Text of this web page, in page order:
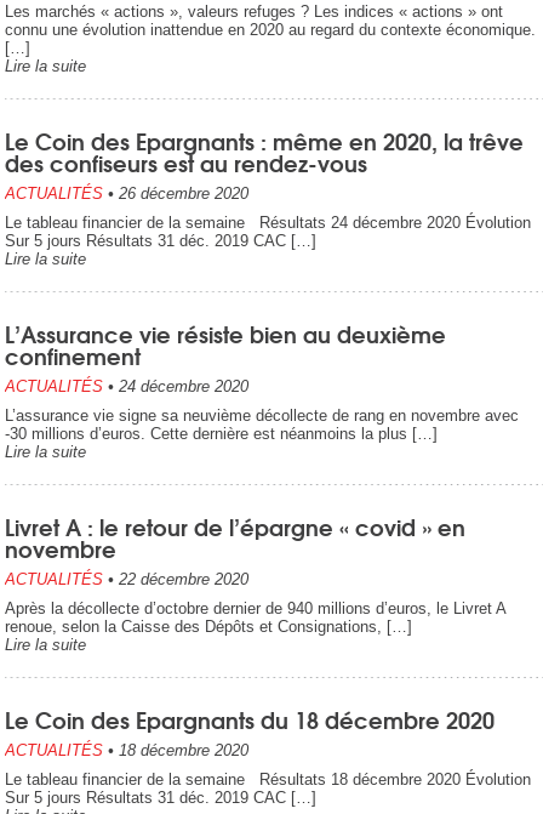
Les marchés « actions », valeurs refuges ? Les indices « actions » ont
connu une évolution inattendue en 2020 au regard du contexte économique.
[…]
Lire la suite
Le Coin des Epargnants : même en 2020, la trêve
des confiseurs est au rendez-vous
ACTUALITÉS • 26 décembre 2020
Le tableau financier de la semaine Résultats 24 décembre 2020 Évolution
Sur 5 jours Résultats 31 déc. 2019 CAC […]
Lire la suite
L’Assurance vie résiste bien au deuxième
confinement
ACTUALITÉS • 24 décembre 2020
L’assurance vie signe sa neuvième décollecte de rang en novembre avec
-30 millions d’euros. Cette dernière est néanmoins la plus […]
Lire la suite
Livret A : le retour de l’épargne « covid » en
novembre
ACTUALITÉS • 22 décembre 2020
Après la décollecte d’octobre dernier de 940 millions d’euros, le Livret A
renoue, selon la Caisse des Dépôts et Consignations, […]
Lire la suite
Le Coin des Epargnants du 18 décembre 2020
ACTUALITÉS • 18 décembre 2020
Le tableau financier de la semaine Résultats 18 décembre 2020 Évolution
Sur 5 jours Résultats 31 déc. 2019 CAC […]